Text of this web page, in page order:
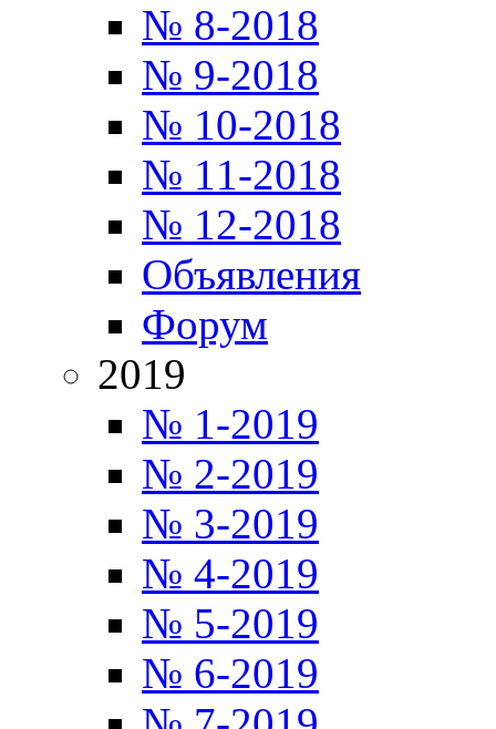
№ 8-2018
№ 9-2018
№ 10-2018
№ 11-2018
№ 12-2018
Объявления
Форум
2019
№ 1-2019
№ 2-2019
№ 3-2019
№ 4-2019
№ 5-2019
№ 6-2019